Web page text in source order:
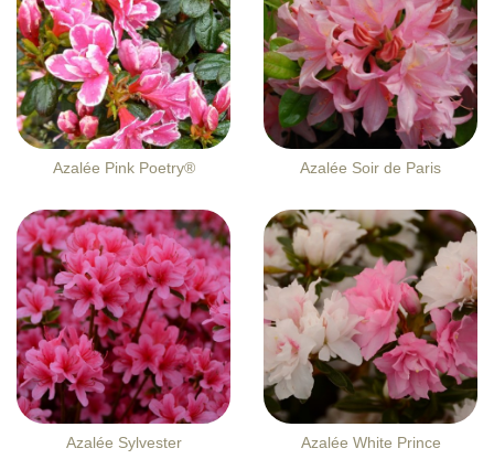
Azalée Pink Poetry® Azalée Soir de Paris
Azalée Sylvester Azalée White Prince